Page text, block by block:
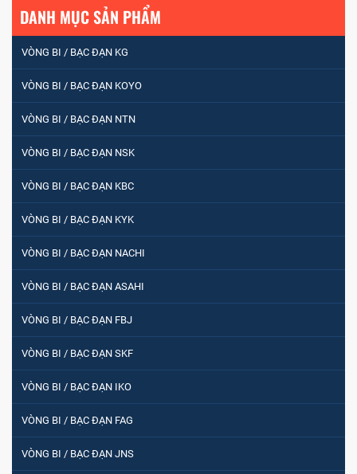
DANH MỤC SẢN PHẨM
VÒNG BI / BẠC ĐẠN KG
VÒNG BI / BẠC ĐẠN KOYO
VÒNG BI / BẠC ĐẠN NTN
VÒNG BI / BẠC ĐẠN NSK
VÒNG BI / BẠC ĐẠN KBC
VÒNG BI / BẠC ĐẠN KYK
VÒNG BI / BẠC ĐẠN NACHI
VÒNG BI / BẠC ĐẠN ASAHI
VÒNG BI / BẠC ĐẠN FBJ
VÒNG BI / BẠC ĐẠN SKF
VÒNG BI / BẠC ĐẠN IKO
VÒNG BI / BẠC ĐẠN FAG
VÒNG BI / BẠC ĐẠN JNS
VÒNG BI / BẠC ĐẠN NHÀO CÀ NA 24134
Vòng bi / Bạc đạn tròn : 698
VÒNG BI PHS20
5200
VÒNG BI / BẠC ĐẠN CHÀ TRÒN 51105
VÒNG BI / BẠC ĐẠN CỐT BƠM NƯỚC